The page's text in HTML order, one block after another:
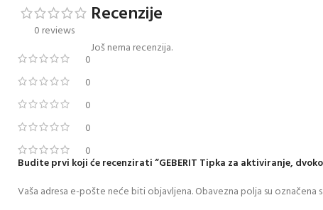
0 reviews
0
0
0
0
0
Recenzije
Još nema recenzija.
Budite prvi koji će recenzirati “GEBERIT Tipka za aktiviranje,
Vaša adresa e-pošte neće biti objavljena.Obavezna polja su označena